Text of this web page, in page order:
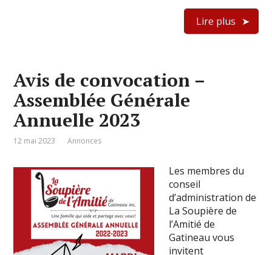
Lire plus
Avis de convocation –
Assemblée Générale
Annuelle 2023
12 mai 2023 Annonces
Les membres du
conseil
d’administration de
La Soupière de
l’Amitié de
Gatineau vous
invitent